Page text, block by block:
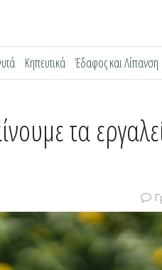
Κηπευτικά Έδαφος και Λίπανση
τα